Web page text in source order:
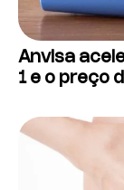
Anvisa
1 e o preço